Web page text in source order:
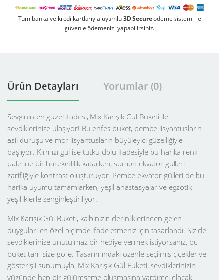
Tüm banka ve kredi kartlarıyla uyumlu3D Secureödeme sistemi ile
güvenle ödemenizi yapabilirsiniz.
Ürün Detayları Yorumlar (0)
Sevginin en güzel ifadesi, Mix Karışık Gül Buketi ile
sevdiklerinize ulaşıyor! Bu enfes buket, pembe lisyantusların
asil duruşu ve mor lisyantusların büyüleyici güzelliğiyle
başlıyor. Kırmızı gül ise tutku dolu ifadesiyle bu harika renk
paletine bir hareketlilik katarken, somon ekvator gülleri
zarifliğiyle kontrast oluşturuyor. Pembe ekvator gülleri de bu
harika uyumu tamamlarken, yeşil anastasyalar ve egzotik
yeşilliklerle zenginleştiriliyor.
Mix Karışık Gül Buketi, kalbinizin derinliklerinden gelen
duyguları en özel biçimde ifade etmeniz için tasarlandı. Siz de
sevdiklerinize unutulmaz bir hediye vermek istiyorsanız, bu
buket tam size göre. Tasarımındaki özenle seçilmiş çiçekler ve
gösterişli sunumuyla, Mix Karışık Gül Buketi, sevdiklerinizin
yüzünde hep bir gülümseme oluşmasına yardımcı olacak.